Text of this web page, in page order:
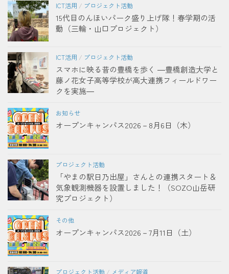
ICT活用 / プロジェクト活動
15代目のんほいパーク盛り上げ隊！春学期の活
動（三輪・山口プロジェクト）
ICT活用 / プロジェクト活動
スマホに映る昔の豊橋を歩く ―豊橋創造大学と
藤ノ花女子高等学校が高大連携フィールドワー
クを実施―
お知らせ
オープンキャンパス2026－8月6日（木）
プロジェクト活動
「やまの駅日乃出屋」さんとの連携スタート＆
気象観測機器を設置しました！（SOZO山岳研
究プロジェクト）
その他
オープンキャンパス2026－7月11日（土）
プロジェクト活動 / メディア報道